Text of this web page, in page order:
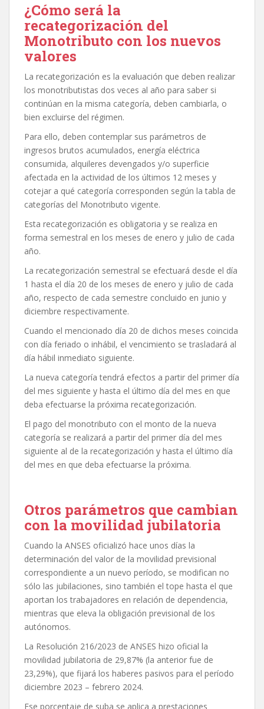
¿Cómo será la
recategorización del
Monotributo con los nuevos
valores
La recategorización es la evaluación que deben realizar
los monotributistas dos veces al año para saber si
continúan en la misma categoría, deben cambiarla, o
bien excluirse del régimen.
Para ello, deben contemplar sus parámetros de
ingresos brutos acumulados, energía eléctrica
consumida, alquileres devengados y/o superficie
afectada en la actividad de los últimos 12 meses y
cotejar a qué categoría corresponden según la tabla de
categorías del Monotributo vigente.
Esta recategorización es obligatoria y se realiza en
forma semestral en los meses de enero y julio de cada
año.
La recategorización semestral se efectuará desde el día
1 hasta el día 20 de los meses de enero y julio de cada
año, respecto de cada semestre concluido en junio y
diciembre respectivamente.
Cuando el mencionado día 20 de dichos meses coincida
con día feriado o inhábil, el vencimiento se trasladará al
día hábil inmediato siguiente.
La nueva categoría tendrá efectos a partir del primer día
del mes siguiente y hasta el último día del mes en que
deba efectuarse la próxima recategorización.
El pago del monotributo con el monto de la nueva
categoría se realizará a partir del primer día del mes
siguiente al de la recategorización y hasta el último día
del mes en que deba efectuarse la próxima.
Otros parámetros que cambian
con la movilidad jubilatoria
Cuando la ANSES oficializó hace unos días la
determinación del valor de la movilidad previsional
correspondiente a un nuevo período, se modifican no
sólo las jubilaciones, sino también el tope hasta el que
aportan los trabajadores en relación de dependencia,
mientras que eleva la obligación previsional de los
autónomos.
La Resolución 216/2023 de ANSES hizo oficial la
movilidad jubilatoria de 29,87% (la anterior fue de
23,29%), que fijará los haberes pasivos para el período
diciembre 2023 – febrero 2024.
Ese porcentaje de suba se aplica a prestaciones